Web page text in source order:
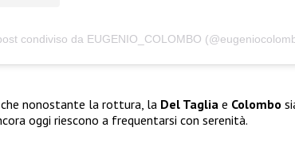
condiviso da EUGENIO_COLOMBO
che nonostante la rottura, la Del Taglia e Colombo
oggi riescono a frequentarsi con serenità.